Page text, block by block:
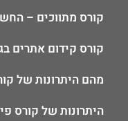
קורס מתווכים –
קורס קידום אתרים
מהם היתרונות של
היתרונות של קורס